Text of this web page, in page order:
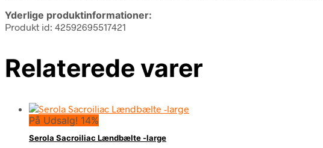
Yderlige produktinformationer:
Produkt id: 42592695517421
Relaterede varer
På Udsalg! 14%
Serola Sacroiliac Lændbælte -large